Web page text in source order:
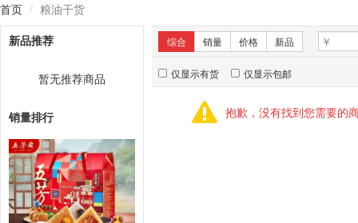
首页
粮油干货
新品推荐
暂无推荐商品
销量排行
综合 销量 价格 新品
仅显示有货 仅显示包邮
抱歉，没有找到您需要的